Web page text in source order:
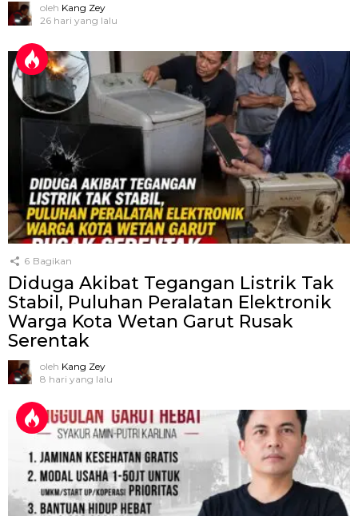
oleh Kang Zey
26 hari yang lalu
6 Bagikan
Diduga Akibat Tegangan Listrik Tak
Stabil, Puluhan Peralatan Elektronik
Warga Kota Wetan Garut Rusak
Serentak
oleh Kang Zey
8 hari yang lalu